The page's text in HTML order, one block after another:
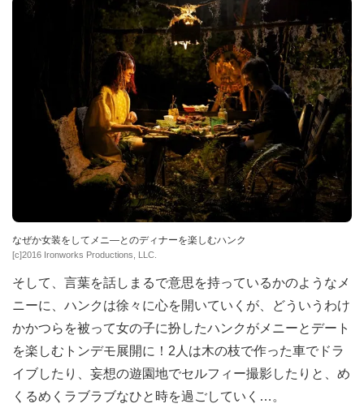
なぜか女装をしてメニ―とのディナーを楽しむハンク
[c]2016 Ironworks Productions, LLC.
そして、言葉を話しまるで意思を持っているかのようなメ
ニーに、ハンクは徐々に心を開いていくが、どういうわけ
かかつらを被って女の子に扮したハンクがメニーとデート
を楽しむトンデモ展開に！2人は木の枝で作った車でドラ
イブしたり、妄想の遊園地でセルフィー撮影したりと、め
くるめくラブラブなひと時を過ごしていく…。